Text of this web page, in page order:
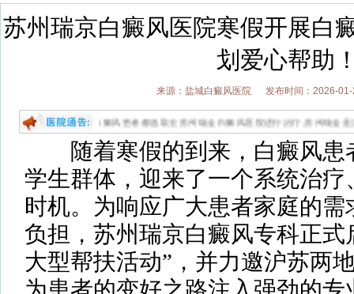
苏州瑞京白癜风医院寒假开展白
划爱心帮助
来源：盐城白癜风医院 发布时间：2026-
家好?盐城白癜风患者都选取去苏州瑞金白癜风医院进行治疗,苏州瑞金是江苏省
随着寒假的到来，白癜风患
学生群体，迎来了一个系统治
时机。为响应广大患者家庭的
负担，苏州瑞京白癜风专科正式
大型帮扶活动”，并力邀沪苏两